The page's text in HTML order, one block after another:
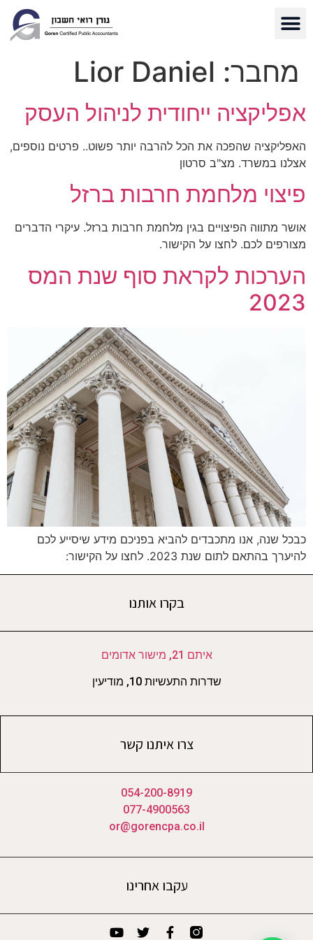
מחבר: Lior Daniel
אפליקציה ייחודית לניהול העסק
האפליקציה שהפכה את הכל להרבה יותר פשוט.. פרטים נוספים,
אצלנו במשרד. מצ"ב סרטון
פיצוי מלחמת חרבות ברזל
אושר מתווה הפיצויים בגין מלחמת חרבות ברזל. עיקרי הדברים
מצורפים לכם. לחצו על הקישור.
הערכות לקראת סוף שנת המס
2023
כבכל שנה, אנו מתכבדים להביא בפניכם מידע שיסייע לכם
להיערך בהתאם לתום שנת 2023. לחצו על הקישור:
בקרו אותנו
איתם 21, מישור אדומים
שדרות התעשיות 10, מודיעין
צרו איתנו קשר
054-200-8919
077-4900563
or@gorencpa.co.il
עקבו אחרינו